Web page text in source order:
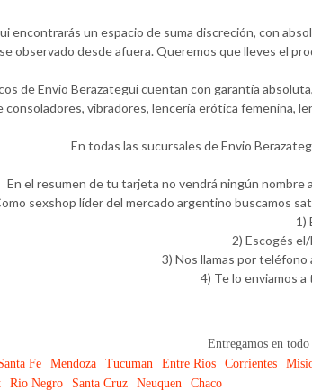
encontrarás un espacio de suma discreción, con
observado desde afuera. Queremos que lleves el
de Envio Berazategui cuentan con garantía
vibradores, lencería erótica femenina,
En todas las sucursales de Envio
En el resumen de tu tarjeta no vendrá ningún
sexshop líder del mercado argentino buscamos
1)
2) Escogés
3) Nos llamas por teléfono
4) Te lo enviamos
Entregamos en
Fe Mendoza Tucuman Entre Rios Corrientes
Rio Negro Santa Cruz Neuquen
Chaco